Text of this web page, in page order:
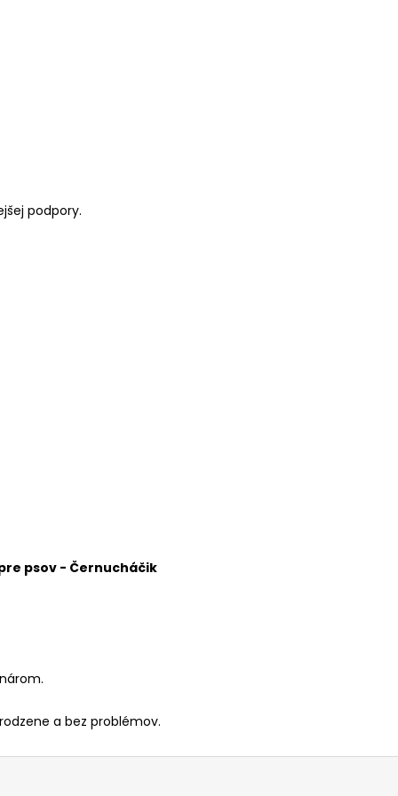
podpory.
psov - Černucháčik
a bez problémov.